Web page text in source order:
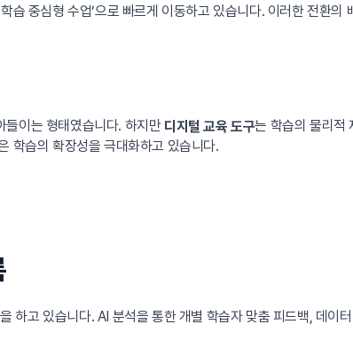
습 중심형 수업’으로 빠르게 이동하고 있습니다. 이러한 전환의
들이는 형태였습니다. 하지만 디지털 교육 도구는 학습의 물리적
학습의 확장성을 극대화하고 있습니다.
하고 있습니다. AI 분석을 통한 개별 학습자 맞춤 피드백, 데이